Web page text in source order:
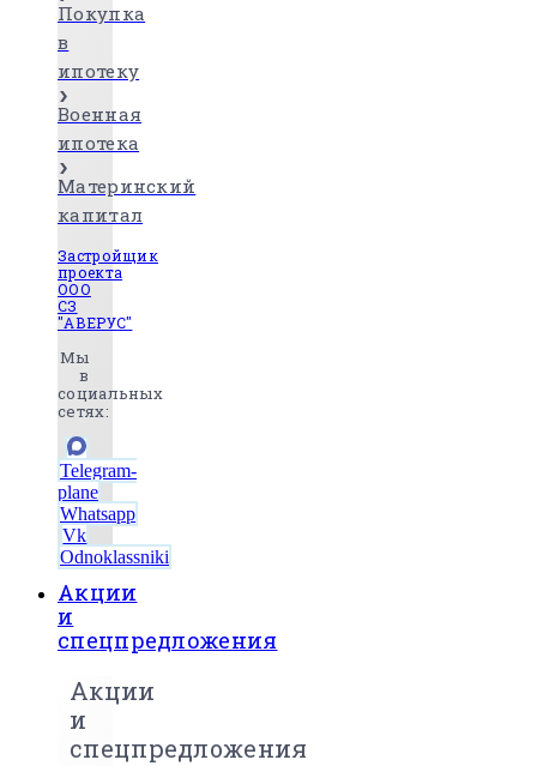
Покупка
в
ипотеку
Военная
ипотека
Материнский
капитал
Застройщик
проекта
ООО
СЗ
"АВЕРУС"
Мы
в
социальных
сетях:
Telegram-
plane
Whatsapp
Vk
Odnoklassniki
Акции
и
спецпредложения
Акции
и
спецпредложения